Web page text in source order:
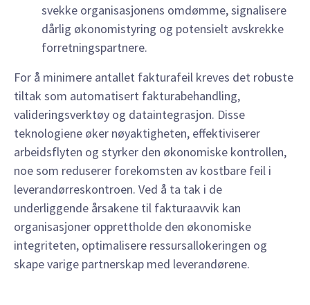
svekke organisasjonens omdømme, signalisere
dårlig økonomistyring og potensielt avskrekke
forretningspartnere.
For å minimere antallet fakturafeil kreves det robuste
tiltak som automatisert fakturabehandling,
valideringsverktøy og dataintegrasjon. Disse
teknologiene øker nøyaktigheten, effektiviserer
arbeidsflyten og styrker den økonomiske kontrollen,
noe som reduserer forekomsten av kostbare feil i
leverandørreskontroen. Ved å ta tak i de
underliggende årsakene til fakturaavvik kan
organisasjoner opprettholde den økonomiske
integriteten, optimalisere ressursallokeringen og
skape varige partnerskap med leverandørene.